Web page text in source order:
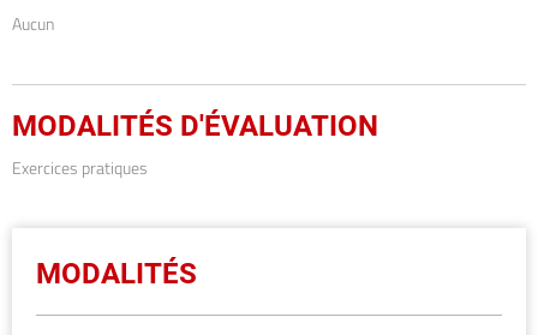
Aucun
MODALITÉS D'ÉVALUATION
Exercices pratiques
MODALITÉS